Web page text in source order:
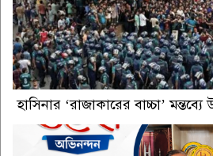
হাসিনার ‘রাজাকারের বাচ্চা’ মন্তব্যে